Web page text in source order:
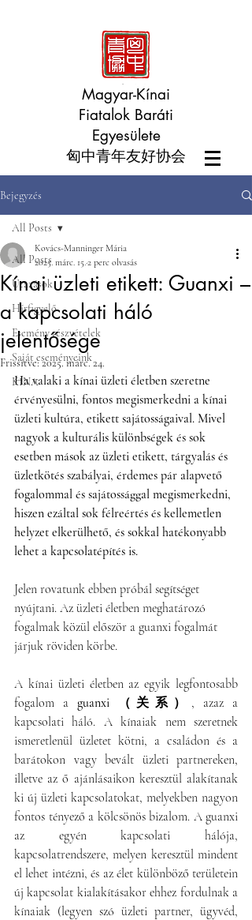
Magyar-Kínai
Fiatalok Baráti
Egyesülete
匈中青年友好协会
Bejegyzés
All Posts
Utazások
Hírfigyelő
Esemény részvételek
Saját eseményeink
KÍNA
All Posts
Kínai üzleti etikett: Guanxi –
a kapcsolati háló
jelentősége
Kovács-Manninger Mária
2025. márc. 15.2 perc olvasás
Frissítve:2025. márc. 24.
Ha valaki a kínai üzleti életben szeretne
érvényesülni, fontos megismerkedni a kínai
üzleti kultúra, etikett sajátosságaival. Mivel
nagyok a kulturális különbségek és sok
esetben mások az üzleti etikett, tárgyalás és
üzletkötés szabályai, érdemes pár alapvető
fogalommal és sajátossággal megismerkedni,
hiszen ezáltal sok félreértés és kellemetlen
helyzet elkerülhető, és sokkal hatékonyabb
lehet a kapcsolatépítés is.
Jelen rovatunk ebben próbál segítséget
nyújtani. Az üzleti életben meghatározó
fogalmak közül először a guanxi fogalmát
járjuk röviden körbe.
A kínai üzleti életben az egyik legfontosabb
fogalom a guanxi （关系） , azaz a
kapcsolati háló. A kínaiak nem szeretnek
ismeretlenül üzletet kötni, a családon és a
barátokon vagy bevált üzleti partnereken,
illetve az ő ajánlásaikon keresztül alakítanak
ki új üzleti kapcsolatokat, melyekben nagyon
fontos tényező a kölcsönös bizalom. A guanxi
az egyén kapcsolati hálója,
kapcsolatrendszere, melyen keresztül mindent
el lehet intézni, és az élet különböző területein
új kapcsolat kialakításakor ehhez fordulnak a
kínaiak (legyen szó üzleti partner, ügyvéd,